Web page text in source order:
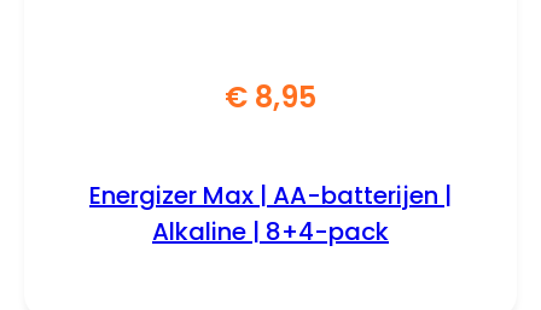
€ 8,95
Energizer Max | AA-batterijen |
Alkaline | 8+4-pack